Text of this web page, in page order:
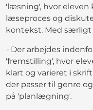
'læsning', hvor eleven
læseproces og
kontekst. Med særligt
-Der arbejdes
'fremstilling', hvor
klart og varieret i
der passer til genre
på 'planlægning'.